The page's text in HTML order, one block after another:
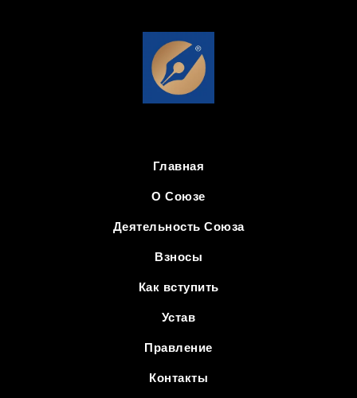
Главная
О Союзе
Деятельность Союза
Взносы
Как вступить
Устав
Правление
Контакты